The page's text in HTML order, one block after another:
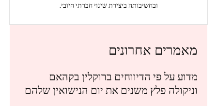
ובחשיבותה ביצירת שינוי חברתי חיובי.
מאמרים אחרונים
מדוע על פי הדיווחים ברוקלין בקהאם
וניקולה פלץ משנים את יום הנישואין שלהם